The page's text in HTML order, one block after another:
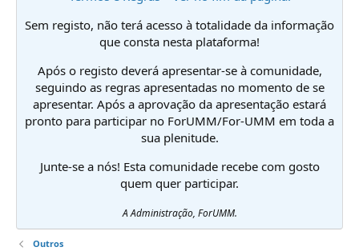
Sem registo, não terá acesso à totalidade da informação
que consta nesta plataforma!
Após o registo deverá apresentar-se à comunidade,
seguindo as regras apresentadas no momento de se
apresentar. Após a aprovação da apresentação estará
pronto para participar no ForUMM/For-UMM em toda a
sua plenitude.
Junte-se a nós! Esta comunidade recebe com gosto
quem quer participar.
A Administração, ForUMM.
Outros